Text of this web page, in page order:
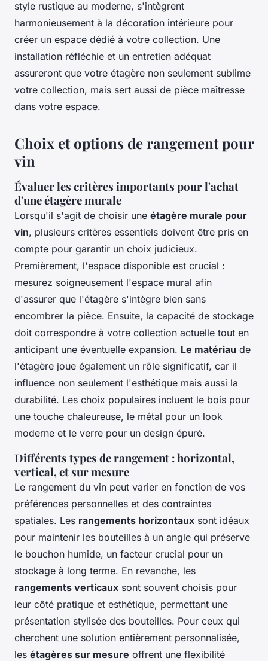
style rustique au moderne, s'intègrent
harmonieusement à la décoration intérieure pour
créer un espace dédié à votre collection. Une
installation réfléchie et un entretien adéquat
assureront que votre étagère non seulement sublime
votre collection, mais sert aussi de pièce maîtresse
dans votre espace.
Choix et options de rangement pour
vin
Évaluer les critères importants pour l'achat
d'une étagère murale
Lorsqu'il s'agit de choisir une étagère murale pour
vin, plusieurs critères essentiels doivent être pris en
compte pour garantir un choix judicieux.
Premièrement, l'espace disponible est crucial :
mesurez soigneusement l'espace mural afin
d'assurer que l'étagère s'intègre bien sans
encombrer la pièce. Ensuite, la capacité de stockage
doit correspondre à votre collection actuelle tout en
anticipant une éventuelle expansion. Le matériau de
l'étagère joue également un rôle significatif, car il
influence non seulement l'esthétique mais aussi la
durabilité. Les choix populaires incluent le bois pour
une touche chaleureuse, le métal pour un look
moderne et le verre pour un design épuré.
Différents types de rangement : horizontal,
vertical, et sur mesure
Le rangement du vin peut varier en fonction de vos
préférences personnelles et des contraintes
spatiales. Les rangements horizontaux sont idéaux
pour maintenir les bouteilles à un angle qui préserve
le bouchon humide, un facteur crucial pour un
stockage à long terme. En revanche, les
rangements verticaux sont souvent choisis pour
leur côté pratique et esthétique, permettant une
présentation stylisée des bouteilles. Pour ceux qui
cherchent une solution entièrement personnalisée,
les étagères sur mesure offrent une flexibilité